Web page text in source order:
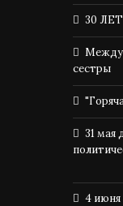
30
сестры
31 мая
4 июня